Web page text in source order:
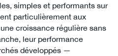
simples et performants sur
particulièrement aux
croissance régulière sans
leur performance
développés —